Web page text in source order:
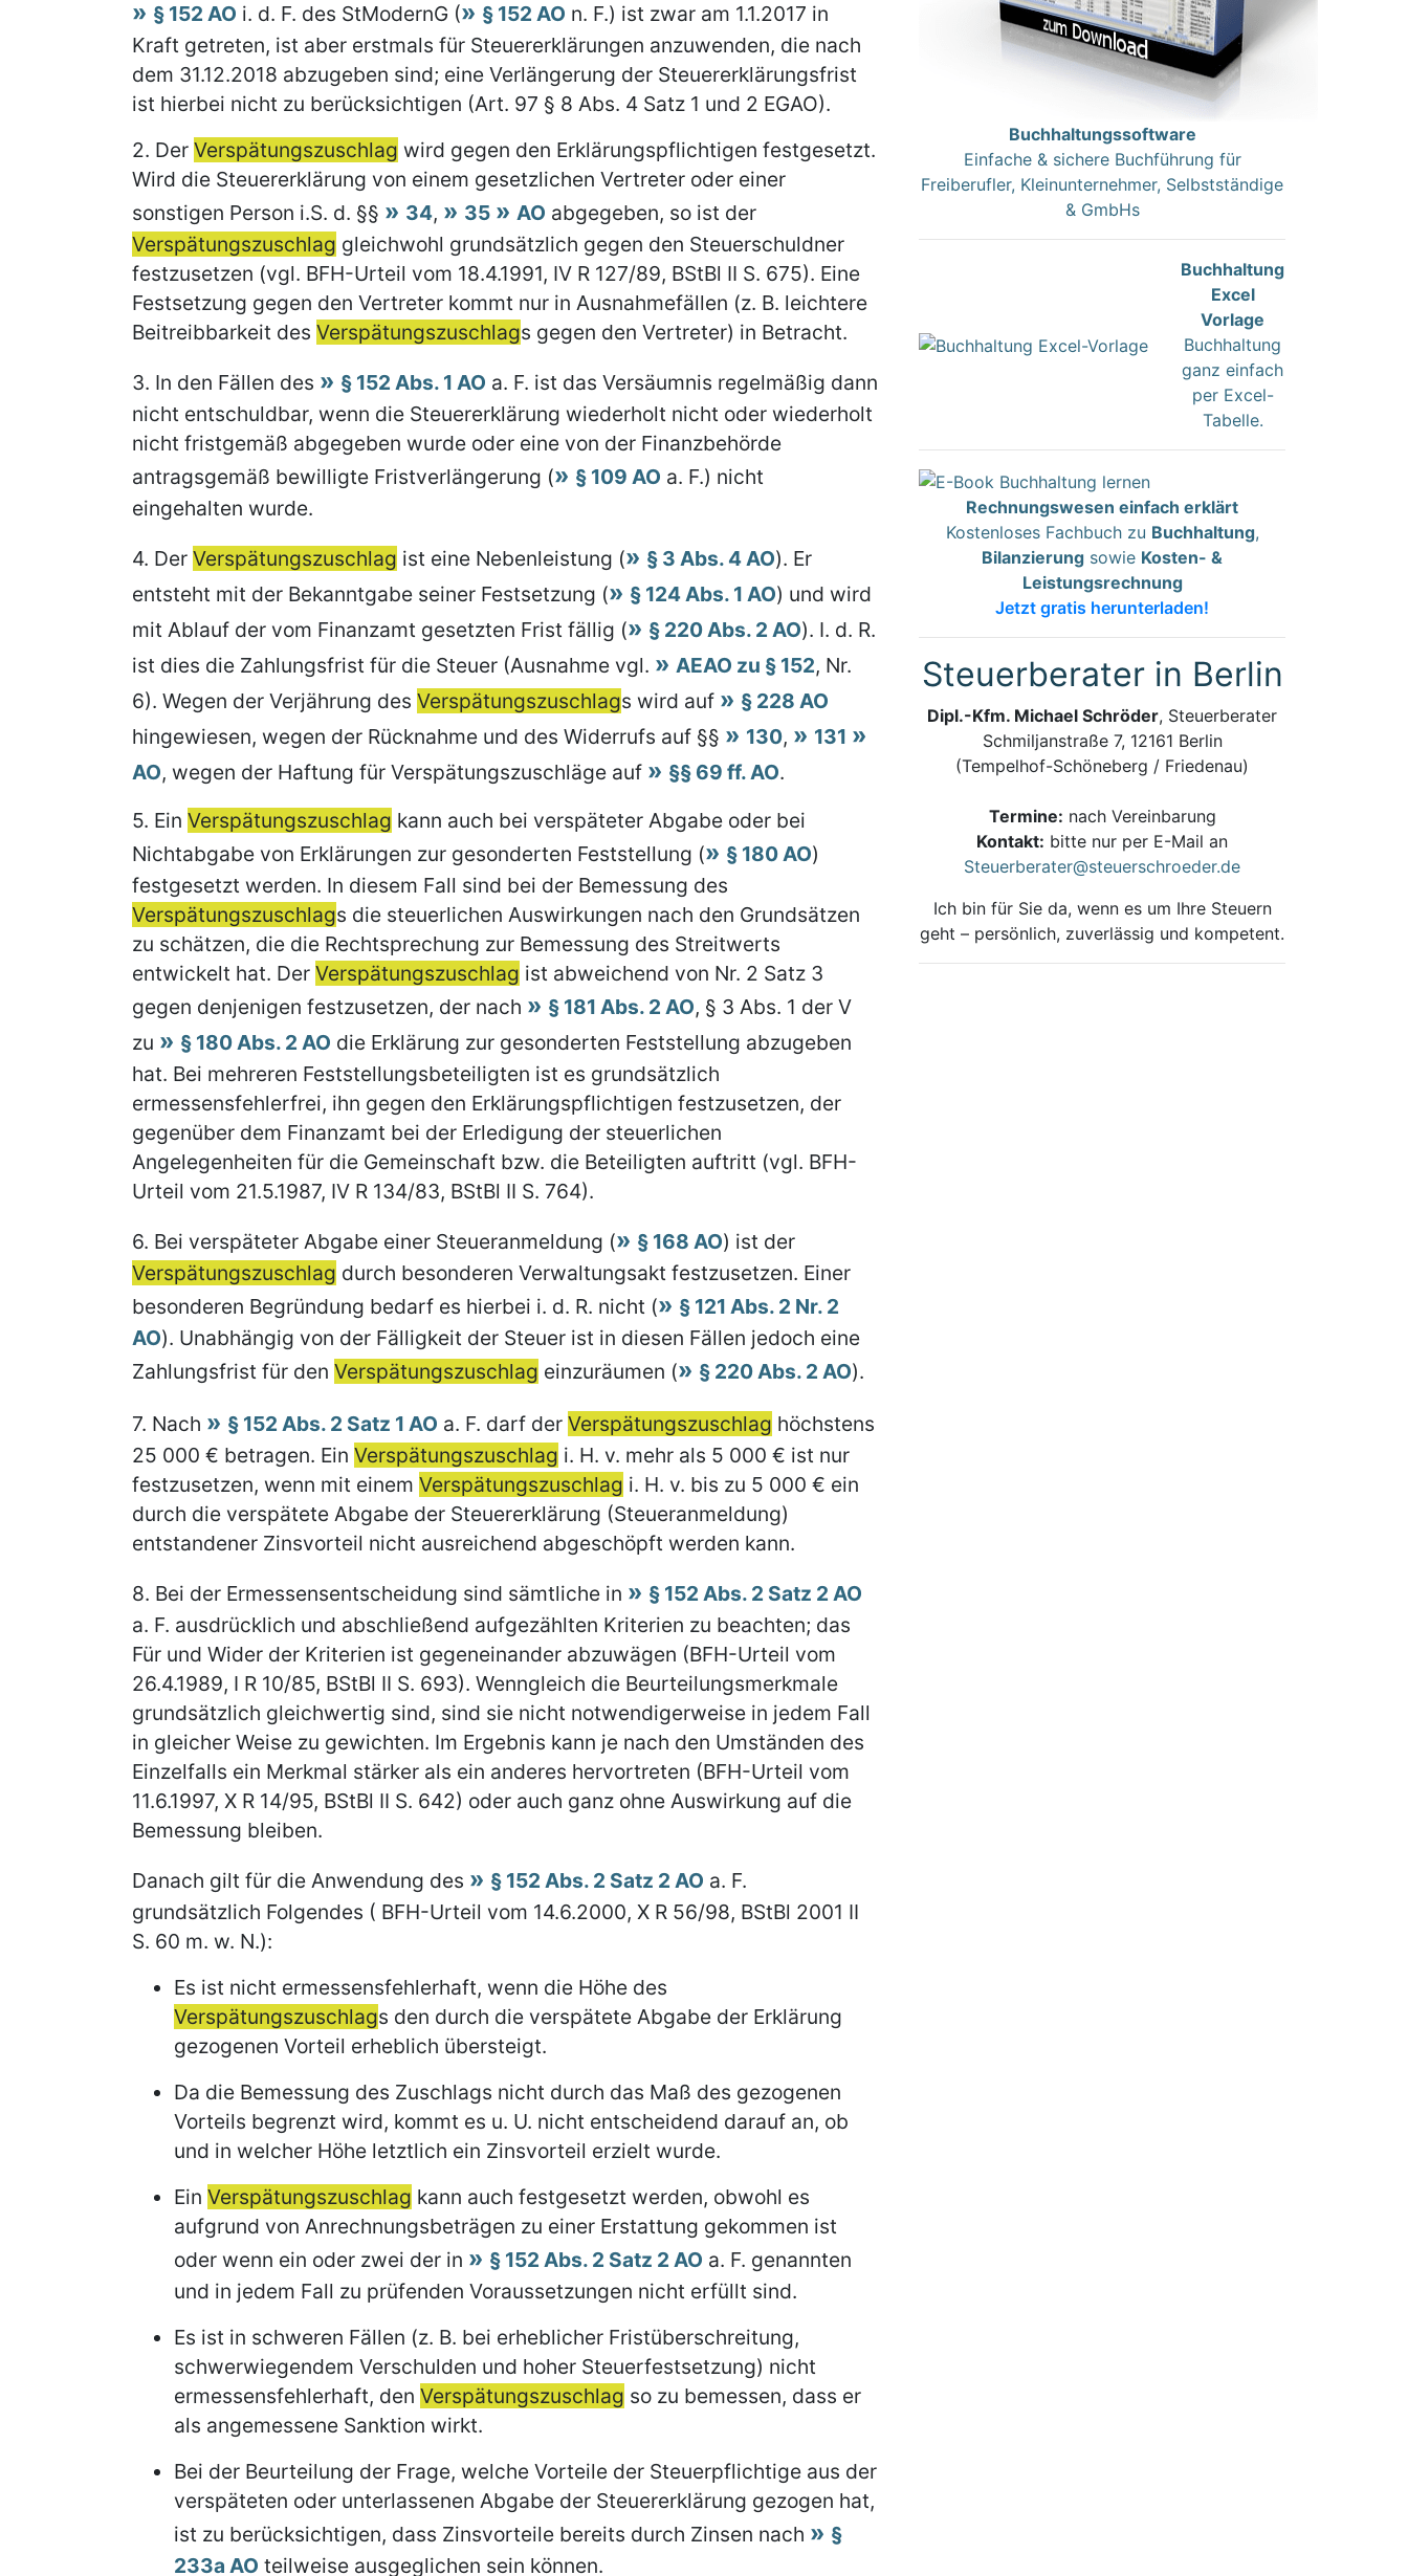
§ 152 AO i. d. F. des StModernG ( § 152 AO n. F.) ist zwar am 1.1.2017 in
Kraft getreten, ist aber erstmals für Steuererklärungen anzuwenden, die nach
dem 31.12.2018 abzugeben sind; eine Verlängerung der Steuererklärungsfrist
ist hierbei nicht zu berücksichtigen (Art. 97 § 8 Abs. 4 Satz 1 und 2 EGAO).
2. Der Verspätungszuschlag wird gegen den Erklärungspflichtigen festgesetzt.
Wird die Steuererklärung von einem gesetzlichen Vertreter oder einer
sonstigen Person i.S. d. §§
34, 35 AO abgegeben, so ist der
Verspätungszuschlag gleichwohl grundsätzlich gegen den Steuerschuldner
festzusetzen (vgl. BFH-Urteil vom 18.4.1991, IV R 127/89, BStBl II S. 675). Eine
Festsetzung gegen den Vertreter kommt nur in Ausnahmefällen (z. B. leichtere
Beitreibbarkeit des Verspätungszuschlags gegen den Vertreter) in Betracht.
3. In den Fällen des § 152 Abs. 1 AO a. F. ist das Versäumnis regelmäßig dann
nicht entschuldbar, wenn die Steuererklärung wiederholt nicht oder wiederholt
nicht fristgemäß abgegeben wurde oder eine von der Finanzbehörde
antragsgemäß bewilligte Fristverlängerung (
§ 109 AO a. F.) nicht
eingehalten wurde.
4. Der Verspätungszuschlag ist eine Nebenleistung ( § 3 Abs. 4 AO). Er
entsteht mit der Bekanntgabe seiner Festsetzung (
§ 124 Abs. 1 AO) und wird
mit Ablauf der vom Finanzamt gesetzten Frist fällig (
§ 220 Abs. 2 AO). I. d. R.
ist dies die Zahlungsfrist für die Steuer (Ausnahme vgl.
AEAO zu § 152, Nr.
6). Wegen der Verjährung des Verspätungszuschlags wird auf
§ 228 AO
hingewiesen, wegen der Rücknahme und des Widerrufs auf §§
130,
131
AO, wegen der Haftung für Verspätungszuschläge auf §§ 69 ff. AO.
5. Ein Verspätungszuschlag kann auch bei verspäteter Abgabe oder bei
Nichtabgabe von Erklärungen zur gesonderten Feststellung (
§ 180 AO)
festgesetzt werden. In diesem Fall sind bei der Bemessung des
Verspätungszuschlags die steuerlichen Auswirkungen nach den Grundsätzen
zu schätzen, die die Rechtsprechung zur Bemessung des Streitwerts
entwickelt hat. Der Verspätungszuschlag ist abweichend von Nr. 2 Satz 3
gegen denjenigen festzusetzen, der nach
§ 181 Abs. 2 AO, § 3 Abs. 1 der V
zu
§ 180 Abs. 2 AO die Erklärung zur gesonderten Feststellung abzugeben
hat. Bei mehreren Feststellungsbeteiligten ist es grundsätzlich
ermessensfehlerfrei, ihn gegen den Erklärungspflichtigen festzusetzen, der
gegenüber dem Finanzamt bei der Erledigung der steuerlichen
Angelegenheiten für die Gemeinschaft bzw. die Beteiligten auftritt (vgl. BFH-
Urteil vom 21.5.1987, IV R 134/83, BStBl II S. 764).
6. Bei verspäteter Abgabe einer Steueranmeldung ( § 168 AO) ist der
Verspätungszuschlag durch besonderen Verwaltungsakt festzusetzen. Einer
besonderen Begründung bedarf es hierbei i. d. R. nicht (
§ 121 Abs. 2 Nr. 2
AO). Unabhängig von der Fälligkeit der Steuer ist in diesen Fällen jedoch eine
Zahlungsfrist für den Verspätungszuschlag einzuräumen ( § 220 Abs. 2 AO).
7. Nach § 152 Abs. 2 Satz 1 AO a. F. darf der Verspätungszuschlag höchstens
25 000 € betragen. Ein Verspätungszuschlag i. H. v. mehr als 5 000 € ist nur
festzusetzen, wenn mit einem Verspätungszuschlag i. H. v. bis zu 5 000 € ein
durch die verspätete Abgabe der Steuererklärung (Steueranmeldung)
entstandener Zinsvorteil nicht ausreichend abgeschöpft werden kann.
8. Bei der Ermessensentscheidung sind sämtliche in
§ 152 Abs. 2 Satz 2 AO
a. F. ausdrücklich und abschließend aufgezählten Kriterien zu beachten; das
Für und Wider der Kriterien ist gegeneinander abzuwägen (BFH-Urteil vom
26.4.1989, I R 10/85, BStBl II S. 693). Wenngleich die Beurteilungsmerkmale
grundsätzlich gleichwertig sind, sind sie nicht notwendigerweise in jedem Fall
in gleicher Weise zu gewichten. Im Ergebnis kann je nach den Umständen des
Einzelfalls ein Merkmal stärker als ein anderes hervortreten (BFH-Urteil vom
11.6.1997, X R 14/95, BStBl II S. 642) oder auch ganz ohne Auswirkung auf die
Bemessung bleiben.
Danach gilt für die Anwendung des
§ 152 Abs. 2 Satz 2 AO a. F.
grundsätzlich Folgendes ( BFH-Urteil vom 14.6.2000, X R 56/98, BStBl 2001 II
S. 60 m. w. N.):
Es ist nicht ermessensfehlerhaft, wenn die Höhe des
Verspätungszuschlags den durch die verspätete Abgabe der Erklärung
gezogenen Vorteil erheblich übersteigt.
Da die Bemessung des Zuschlags nicht durch das Maß des gezogenen
Vorteils begrenzt wird, kommt es u. U. nicht entscheidend darauf an, ob
und in welcher Höhe letztlich ein Zinsvorteil erzielt wurde.
Ein Verspätungszuschlag kann auch festgesetzt werden, obwohl es
aufgrund von Anrechnungsbeträgen zu einer Erstattung gekommen ist
oder wenn ein oder zwei der in
§ 152 Abs. 2 Satz 2 AO a. F. genannten
und in jedem Fall zu prüfenden Voraussetzungen nicht erfüllt sind.
Es ist in schweren Fällen (z. B. bei erheblicher Fristüberschreitung,
schwerwiegendem Verschulden und hoher Steuerfestsetzung) nicht
ermessensfehlerhaft, den Verspätungszuschlag so zu bemessen, dass er
als angemessene Sanktion wirkt.
Bei der Beurteilung der Frage, welche Vorteile der Steuerpflichtige aus der
verspäteten oder unterlassenen Abgabe der Steuererklärung gezogen hat,
ist zu berücksichtigen, dass Zinsvorteile bereits durch Zinsen nach
§
233a AO teilweise ausgeglichen sein können.
Buchhaltungssoftware
Einfache & sichere Buchführung für
Freiberufler, Kleinunternehmer, Selbstständige
& GmbHs
Buchhaltung
Excel
Vorlage
Buchhaltung
ganz einfach
per Excel-
Tabelle.
Rechnungswesen einfach erklärt
Kostenloses Fachbuch zu Buchhaltung,
Bilanzierung sowie Kosten- &
Leistungsrechnung
Jetzt gratis herunterladen!
Steuerberater in Berlin
Dipl.-Kfm. Michael Schröder, Steuerberater
Schmiljanstraße 7, 12161 Berlin
(Tempelhof-Schöneberg / Friedenau)
Termine: nach Vereinbarung
Kontakt: bitte nur per E-Mail an
Steuerberater@steuerschroeder.de
Ich bin für Sie da, wenn es um Ihre Steuern
geht – persönlich, zuverlässig und kompetent.